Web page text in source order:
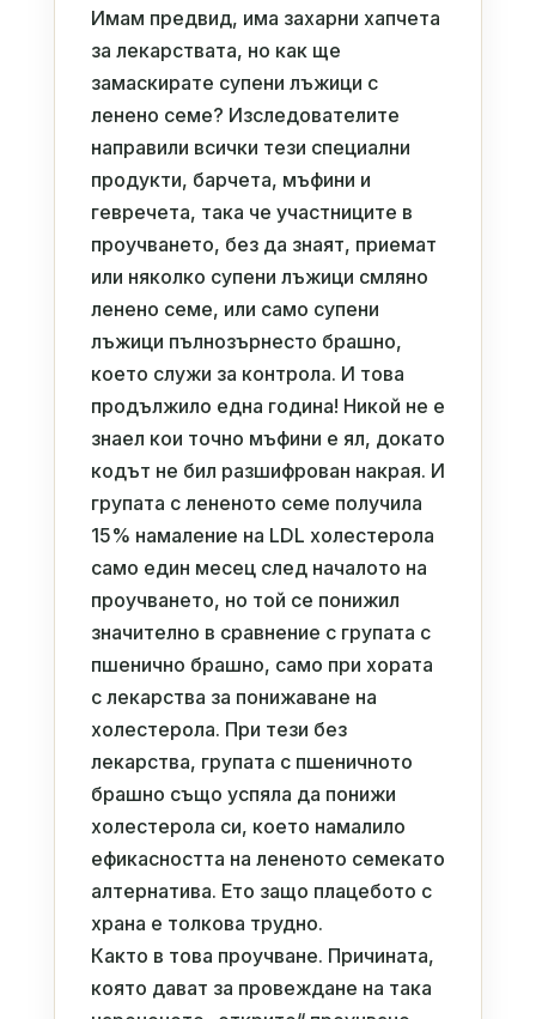
Имам предвид, има захарни хапчета
за лекарствата, но как ще
замаскирате супени лъжици с
ленено семе? Изследователите
направили всички тези специални
продукти, барчета, мъфини и
гевречета, така че участниците в
проучването, без да знаят, приемат
или няколко супени лъжици смляно
ленено семе, или само супени
лъжици пълнозърнесто брашно,
което служи за контрола. И това
продължило една година! Никой не е
знаел кои точно мъфини е ял, докато
кодът не бил разшифрован накрая. И
групата с лененото семе получила
15% намаление на LDL холестерола
само един месец след началото на
проучването, но той се понижил
значително в сравнение с групата с
пшенично брашно, само при хората
с лекарства за понижаване на
холестерола. При тези без
лекарства, групата с пшеничното
брашно също успяла да понижи
холестерола си, което намалило
ефикасността на лененото семекато
алтернатива. Ето защо плацебото с
храна е толкова трудно.
Както в това проучване. Причината,
която дават за провеждане на така